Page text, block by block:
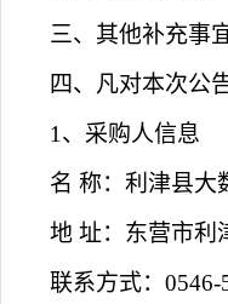
三、其他补充事宜
四、凡对本次公
1、采购人信息
名 称： 利津县大
地 址： 东营市利
联系方式： 0546-